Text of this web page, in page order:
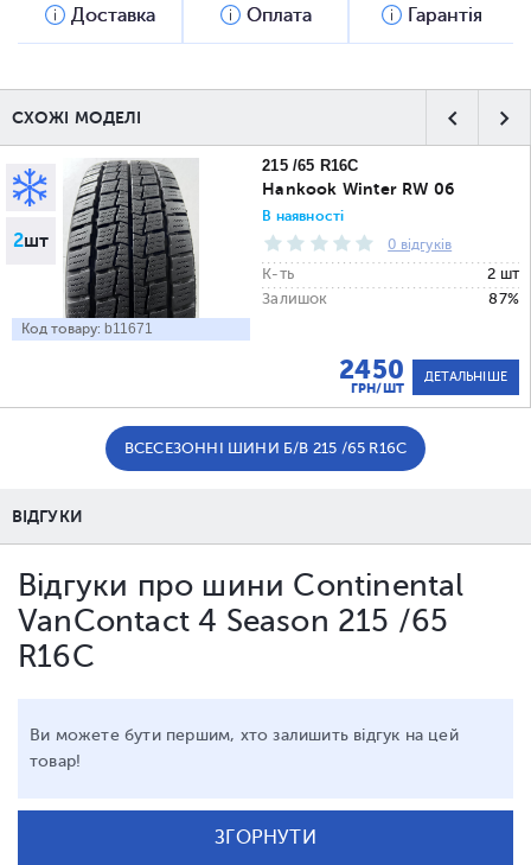
Доставка Оплата Гарантія
СХОЖІ МОДЕЛІ
2шт
Код товару: b11671
215 /65 R16C
Hankook Winter RW 06
В наявності
0 відгуків
К-ть
2 шт
Залишок
87%
2450
ГРН/ШТ
ДЕТАЛЬНІШЕ
ВСЕСЕЗОННІ ШИНИ Б/В 215 /65 R16C
ВІДГУКИ
Відгуки про шини Continental
VanContact 4 Season 215 /65
R16C
Ви можете бути першим, хто залишить відгук на цей
товар!
ЗГОРНУТИ